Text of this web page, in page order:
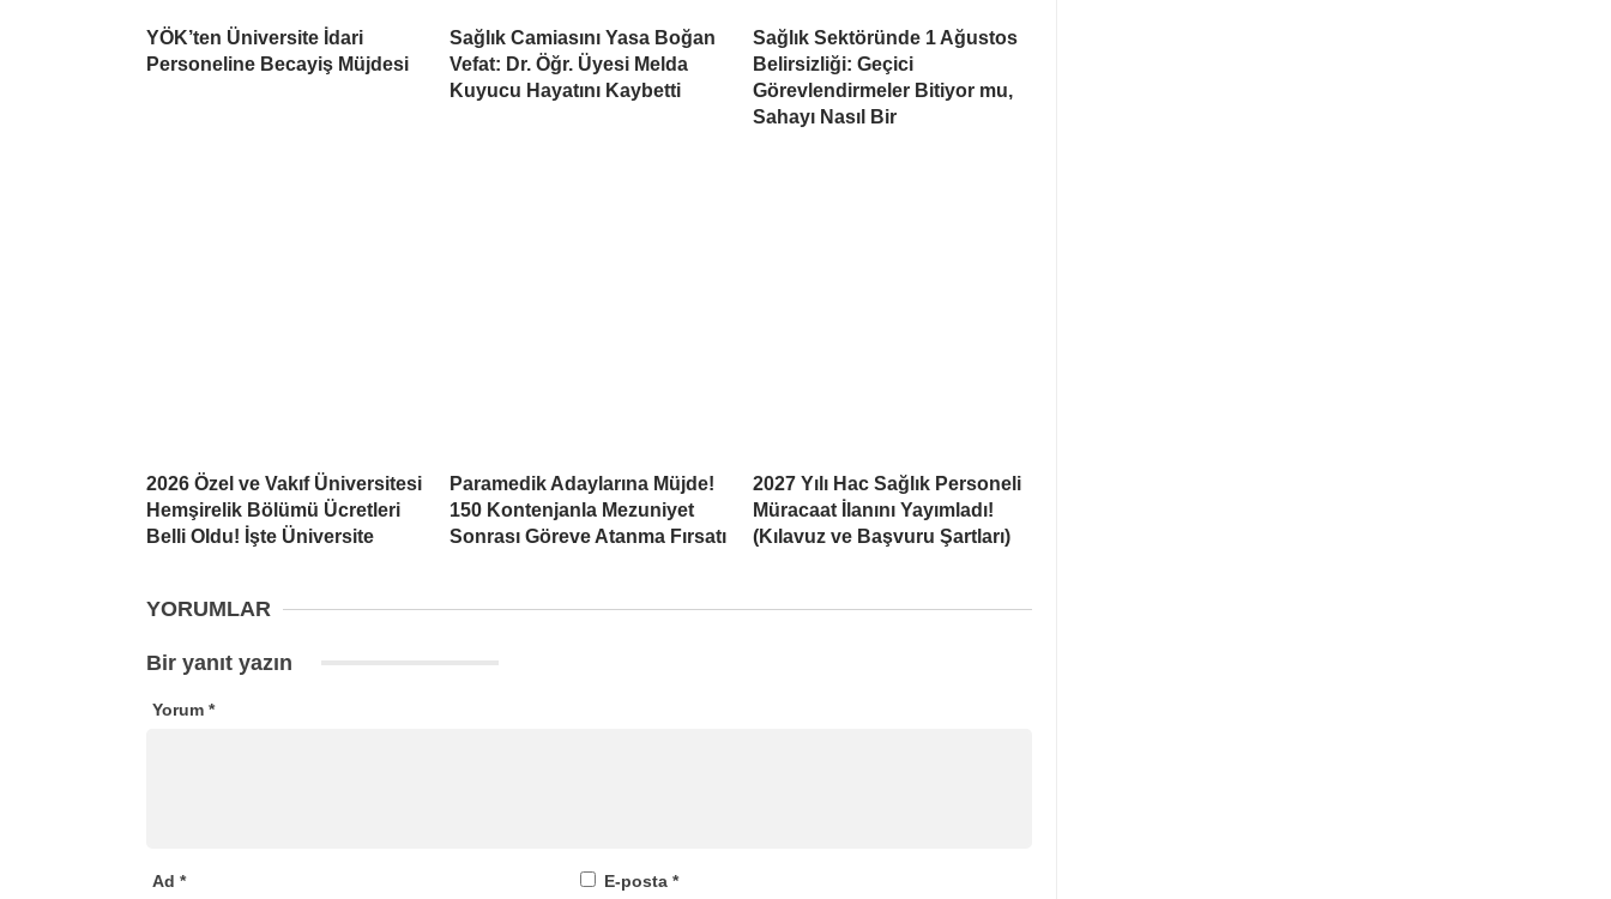
YÖK’ten Üniversite İdari
Personeline Becayiş Müjdesi
Sağlık Camiasını Yasa Boğan
Vefat: Dr. Öğr. Üyesi Melda
Kuyucu Hayatını Kaybetti
Sağlık Sektöründe 1 Ağustos
Belirsizliği: Geçici
Görevlendirmeler Bitiyor mu,
Sahayı Nasıl Bir
2026 Özel ve Vakıf Üniversitesi
Hemşirelik Bölümü Ücretleri
Belli Oldu! İşte Üniversite
Paramedik Adaylarına Müjde!
150 Kontenjanla Mezuniyet
Sonrası Göreve Atanma Fırsatı
2027 Yılı Hac Sağlık Personeli
Müracaat İlanını Yayımladı!
(Kılavuz ve Başvuru Şartları)
YORUMLAR
Bir yanıt yazın
Yorum *
Ad * E-posta *